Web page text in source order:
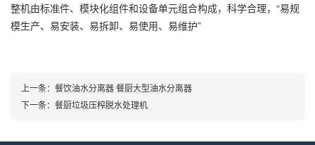
整机由标准件、模块化组件和设备单元组合构成，科学合理，“易规
模生产、易安装、易拆卸、易使用、易维护”
上一条： 餐饮油水分离器 餐厨大型油水分离器
下一条： 餐厨垃圾压榨脱水处理机